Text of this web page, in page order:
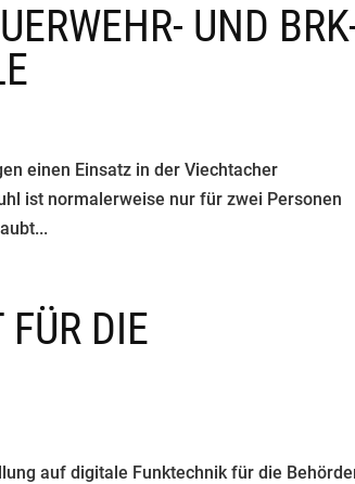
UND
einen Einsatz in der Viechtacher
ist normalerweise nur für zwei Personen
DIE
auf digitale Funktechnik für die